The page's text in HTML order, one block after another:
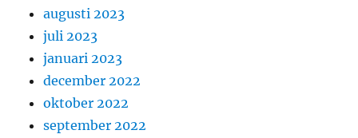
augusti 2023
juli 2023
januari 2023
december 2022
oktober 2022
september 2022